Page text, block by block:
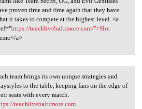
like Team Secret, OG,
proven time and time again that they have
it takes to compete at the highest level. <a
https://teachlivebaltimore.com/">Slot
a>
team brings its own
team brings its own unique strategies and
to the table, keeping fans on the edge of
seats with every match.
teachlivebaltimore.com